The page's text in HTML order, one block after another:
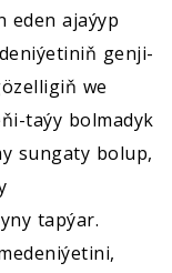
eden ajaýyp
genji-
we
taýy bolmadyk
sungaty bolup,
tapýar.